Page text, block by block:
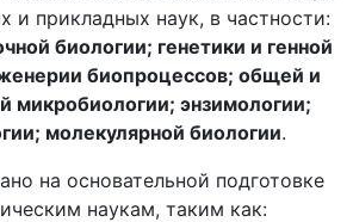
и прикладных наук, в частности:
биологии; генетики и генной
биопроцессов; общей и
микробиологии; энзимологии;
молекулярной биологии.
на основательной подготовке
наукам, таким как: